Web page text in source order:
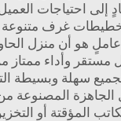
إلى احتياجات
غرف
هو أن منزل
مستقر وأداء
سهلة وبسيطة
الجاهزة المصنوعة
المؤقتة أو